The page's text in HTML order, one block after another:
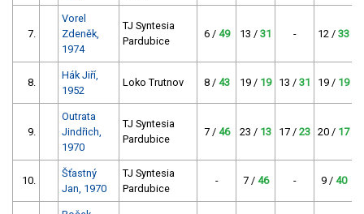
7.
Vorel
Zdeněk,
1974
TJ Syntesia
Pardubice
6 / 49 13 / 31 - 12 / 33
8.
Hák Jiří,
1952
Loko Trutnov 8 / 43 19 / 19 13 / 31 19 / 19
9.
Outrata
Jindřich,
1970
TJ Syntesia
Pardubice
7 / 46 23 / 13 17 / 23 20 / 17
10.
Šťastný
Jan, 1970
TJ Syntesia
Pardubice
- 7 / 46 - 9 / 40